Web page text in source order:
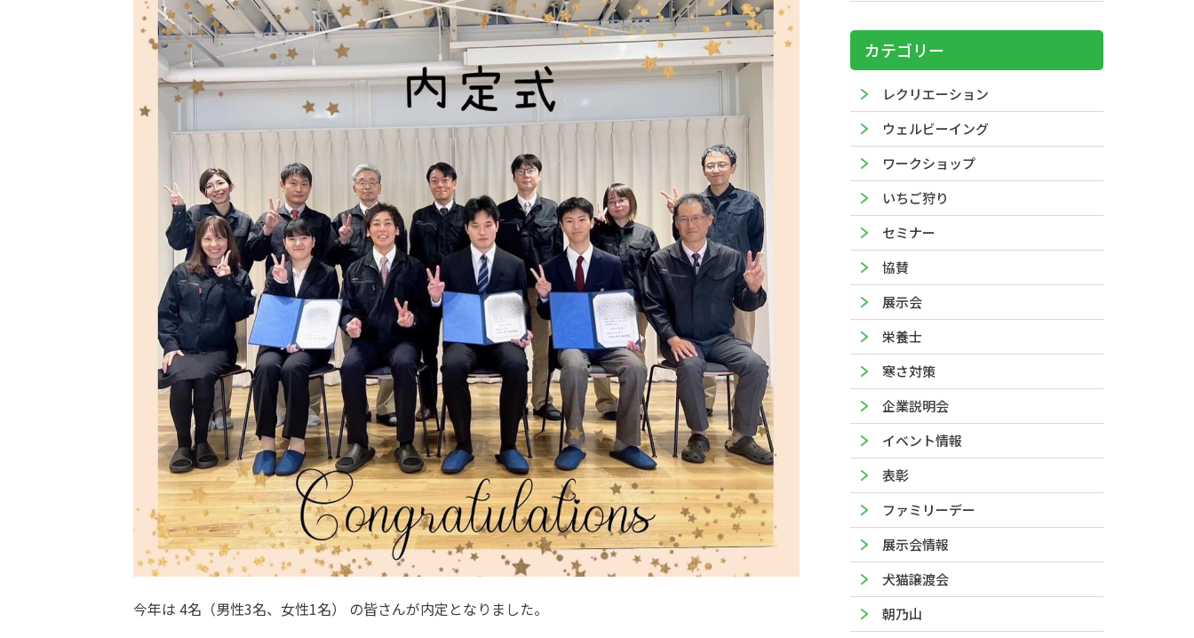
今年は 4名（男性3名、女性1名） の皆さんが内定となりました。
カテゴリー
レクリエーション
ウェルビーイング
ワークショップ
いちご狩り
セミナー
協賛
展示会
栄養士
寒さ対策
企業説明会
イベント情報
表彰
ファミリーデー
展示会情報
犬猫譲渡会
朝乃山